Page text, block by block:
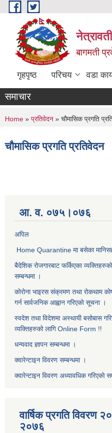
Skip to main content
बागमती
गृहपृष्ठ परिचय वडा
समाचार
You are here
Home » प्रतिवेदन » चौमासिक प्रगति
चौमासिक प्रगति प्रतिवेदन
आ. व. ०७५।०७६
अपिल
Home Quarantine मा बसेका
बैदेशिक राेजगारबाट फर्किएका
सम्बन्धमा ।
काेराेना भाइरस संक्रमण तथा राेकथाम
गर्न सार्वजनिक आह्वान गरिएकाे सूचना ।
स्वदेश तथा विदेशमा अस्थायी बसोबास
व्यक्तिहरुको लागि Online Form !!
धन्यवाद ज्ञापन सम्बन्धमा ।
क्वारेन्टाइन विवरण सम्बन्धमा ।
क्वारेन्टाइन विवरण अध्यावधिक गरिएकाे
वार्षिक प्रगति विवरण
२०७६